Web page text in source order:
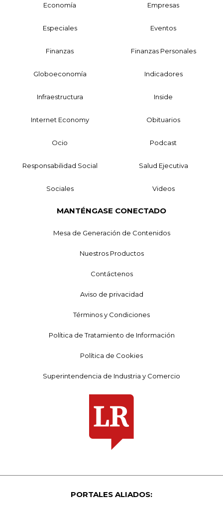
Economía Empresas
Especiales Eventos
Finanzas Finanzas Personales
Globoeconomía Indicadores
Infraestructura Inside
Internet Economy Obituarios
Ocio Podcast
Responsabilidad Social Salud Ejecutiva
Sociales Videos
MANTÉNGASE CONECTADO
Mesa de Generación de Contenidos
Nuestros Productos
Contáctenos
Aviso de privacidad
Términos y Condiciones
Política de Tratamiento de Información
Política de Cookies
Superintendencia de Industria y Comercio
PORTALES ALIADOS: